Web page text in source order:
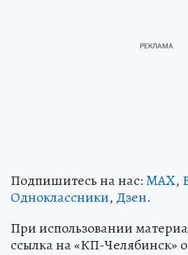
Подпишитесь на нас:MAX,
Одноклассники, Дзен.
При использовании
ссылка на «КП-Челябинск»